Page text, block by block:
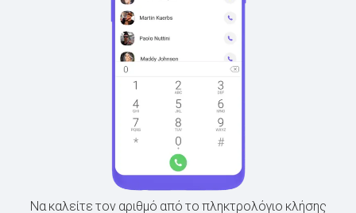
Να καλείτε τον αριθμό από το πληκτρολόγιο κλήσης